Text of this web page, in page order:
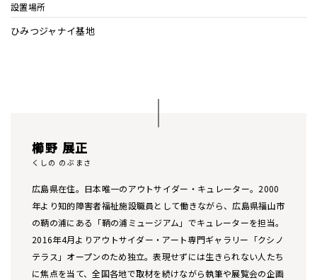
設置場所
ひみつジャナイ基地
櫛野 展正
くしの のぶまさ
広島県在住。日本唯一のアウトサイダー・キュレーター。2000
年より知的障害者福祉施設職員として働きながら、広島県福山市
の鞆の浦にある「鞆の浦ミュージアム」でキュレーターを担当。
2016年4月よりアウトサイダー・アート専門ギャラリー「クシノ
テラス」オープンのため独立。表現せずには生きられない人たち
に焦点を当て、全国各地で取材を続けながら執筆や展覧会の企画